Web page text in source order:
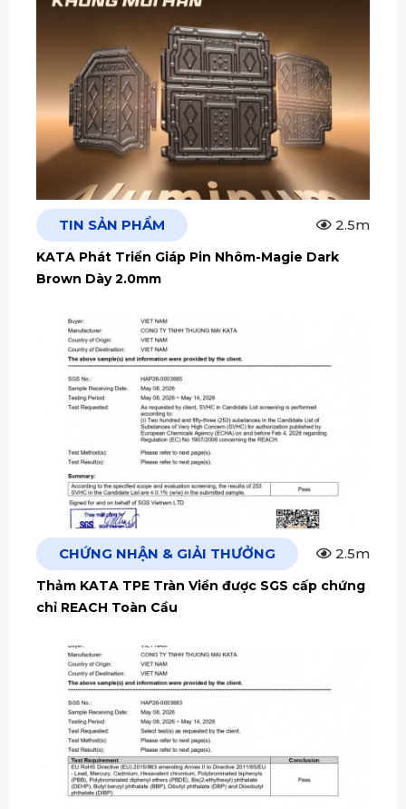
TIN SẢN PHẨM 2.5m
KATA Phát Triển Giáp Pin Nhôm-Magie Dark
Brown Dày 2.0mm
CHỨNG NHẬN & GIẢI THƯỞNG 2.5m
Thảm KATA TPE Tràn Viền được SGS cấp chứng
chỉ REACH Toàn Cầu